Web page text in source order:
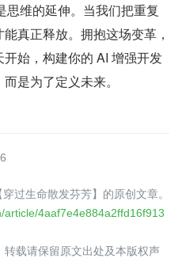
维的延伸。当我们把重复
真正释放。拥抱这场变革，
始，构建你的 AI 增强开发
是为了定义未来。
过生命散发芬芳】的原创文章。
article/4aaf7e4e884a2ffd16f913
载请保留原文出处及本版权声